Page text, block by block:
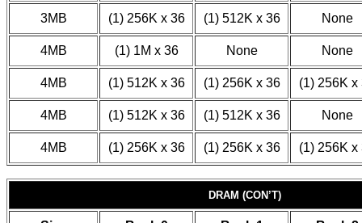
3MB (1) 256K x 36 (1) 512K x 36 None
4MB (1) 1M x 36 None None
4MB (1) 512K x 36 (1) 256K x 36 (1) 256K x
4MB (1) 512K x 36 (1) 512K x 36 None
4MB (1) 256K x 36 (1) 256K x 36 (1) 256K x
DRAM (CON’T)